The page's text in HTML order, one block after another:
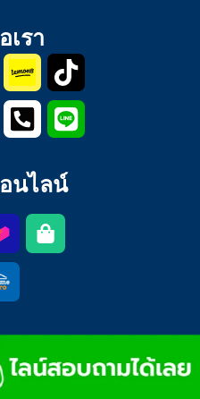
เรา
นไลน์